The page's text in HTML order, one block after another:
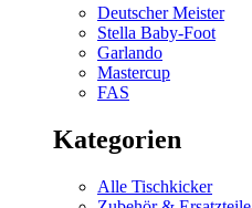
Deutscher Meister
Stella Baby-Foot
Garlando
Mastercup
FAS
Kategorien
Alle Tischkicker